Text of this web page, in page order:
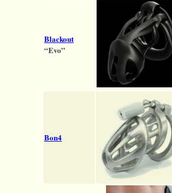
Blackout
“Evo”
Bon4